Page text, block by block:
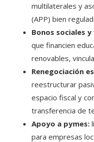
multilaterales y
(APP) bien
Bonos sociales
que financien
renovables,
Renegociación
reestructurar
espacio fiscal y
transferencia de
Apoyo a pymes:
para empresas